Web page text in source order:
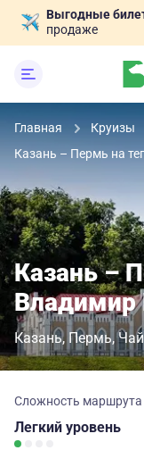
Выгодные
продаже
Главная Круизы
Казань – Пермь на
Казань –
Владимир
Казань Пермь
Сложность маршрута
Легкий уровень